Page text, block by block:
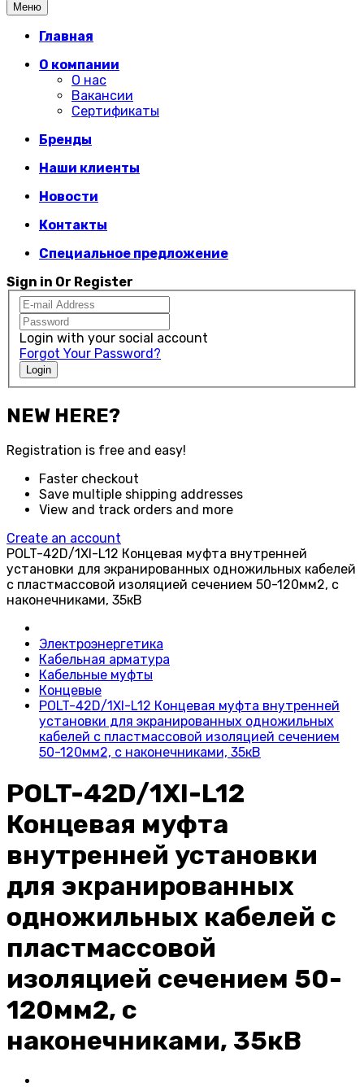
Меню
Главная
О компании
О нас
Вакансии
Сертификаты
Бренды
Наши клиенты
Новости
Контакты
Специальное предложение
Sign in Or Register
Login with your social account
Forgot Your Password?
Login
NEW HERE?
Registration is free and easy!
Faster checkout
Save multiple shipping addresses
View and track orders and more
Create an account
POLT-42D/1XI-L12 Концевая муфта внутренней
установки для экранированных одножильных кабелей
с пластмассовой изоляцией сечением 50-120мм2, с
наконечниками, 35кВ
Электроэнергетика
Кабельная арматура
Кабельные муфты
Концевые
POLT-42D/1XI-L12 Концевая муфта внутренней
установки для экранированных одножильных
кабелей с пластмассовой изоляцией сечением
50-120мм2, с наконечниками, 35кВ
POLT-42D/1XI-L12
Концевая муфта
внутренней установки
для экранированных
одножильных кабелей с
пластмассовой
изоляцией сечением 50-
120мм2, с
наконечниками, 35кВ